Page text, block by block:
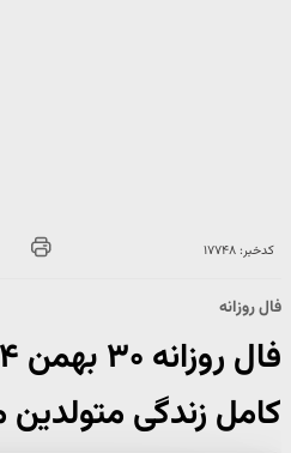
کدخبر: ۱۷۷۴۸
فال روزانه
کامل زندگی متولدین